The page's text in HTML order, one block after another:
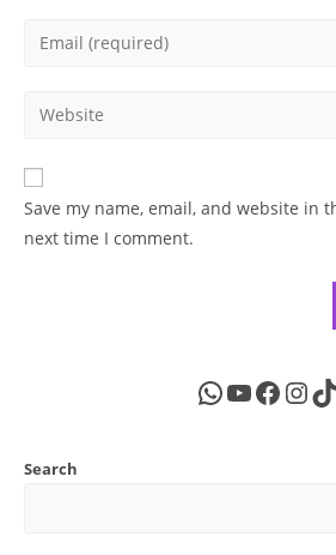
Enter
address
comment
Enter
website
URL
(optional)
Save my name, email, and website in
next time I comment.
WhatsApp
YouTube
Facebook
Search